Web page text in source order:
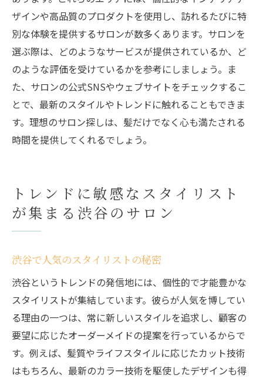
非日常を感じる特別なサロン探し
ザインや高品質のプロダクトを使用し、訪れるたびに特
別な体験を提供するサロンが数多くあります。サロンを
選ぶ際は、どのようなサービスが提供されているか、ど
のような評価を受けているかを参考にしましょう。ま
た、サロンの公式SNSやウェブサイトをチェックするこ
とで、最新のスタイルやトレンドに触れることもできま
す。理想のサロン探しは、髪だけでなく心も満たされる
時間を提供してくれるでしょう。
トレンドに敏感なスタイリスト
が集まる渋谷のサロン
渋谷で人気のスタイリストの秘密
渋谷というトレンドの発信地には、個性的で才能豊かな
スタイリストが集結しています。彼らが人気を博してい
る理由の一つは、常に新しいスタイルを追求し、顧客の
要望に応じたオーダーメイドの提案を行っているからで
す。例えば、髪質やライフスタイルに応じたカット技術
はもちろん、最新のカラー技術を駆使したデザインも得